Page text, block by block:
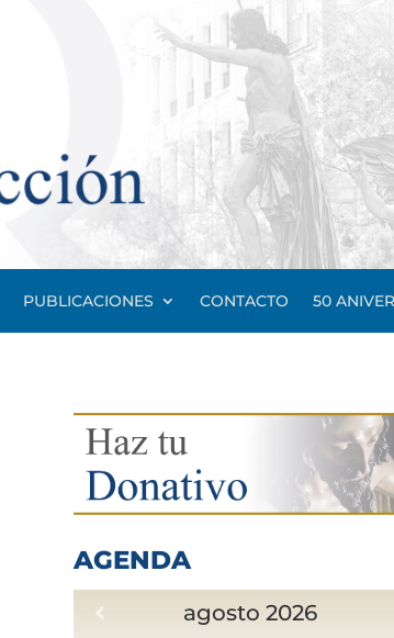
PUBLICACIONES CONTACTO 50
AGENDA
agosto 2026